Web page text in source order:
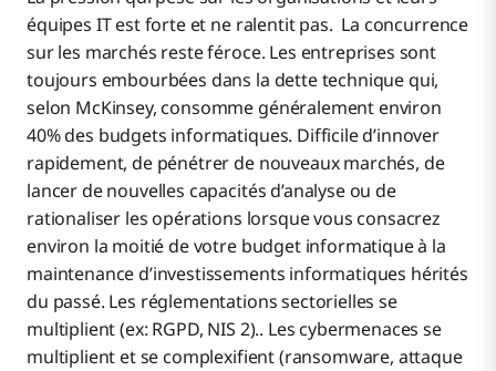
équipes IT est forte et ne ralentit pas. La concurrence
sur les marchés reste féroce. Les entreprises sont
toujours embourbées dans la dette technique qui,
selon McKinsey, consomme généralement environ
40% des budgets informatiques. Difficile d’innover
rapidement, de pénétrer de nouveaux marchés, de
lancer de nouvelles capacités d’analyse ou de
rationaliser les opérations lorsque vous consacrez
environ la moitié de votre budget informatique à la
maintenance d’investissements informatiques hérités
du passé. Les réglementations sectorielles se
multiplient (ex: RGPD, NIS 2).. Les cybermenaces se
multiplient et se complexifient (ransomware, attaque